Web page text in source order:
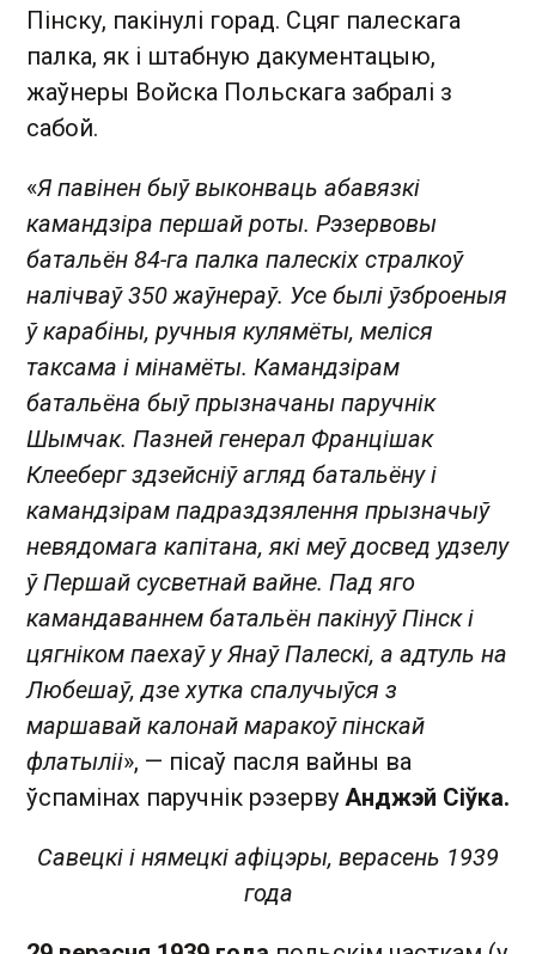
Пінску, пакінулі горад. Сцяг палескага
палка, як і штабную дакументацыю,
жаўнеры Войска Польскага забралі з
сабой.
«Я павінен быў выконваць абавязкі
камандзіра першай роты. Рэзервовы
батальён 84-га палка палескіх стралкоў
налічваў 350 жаўнераў. Усе былі ўзброеныя
ў карабіны, ручныя кулямёты, меліся
таксама і мінамёты. Камандзірам
батальёна быў прызначаны паручнік
Шымчак. Пазней генерал Францішак
Клееберг здзейсніў агляд батальёну і
камандзірам падраздзялення прызначыў
невядомага капітана, які меў досвед удзелу
ў Першай сусветнай вайне. Пад яго
камандаваннем батальён пакінуў Пінск і
цягніком паехаў у Янаў Палескі, а адтуль на
Любешаў, дзе хутка спалучыўся з
маршавай калонай маракоў пінскай
флатыліі», — пісаў пасля вайны ва
ўспамінах паручнік рэзерву Анджэй Сіўка.
Савецкі і нямецкі афіцэры, верасень 1939
года